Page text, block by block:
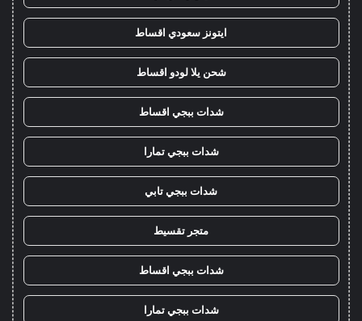
ايتونز سعودي اقساط
شحن يلا لودو اقساط
شدات ببجي اقساط
شدات ببجي تمارا
شدات ببجي تابي
متجر تقسيط
شدات ببجي اقساط
شدات ببجي تمارا